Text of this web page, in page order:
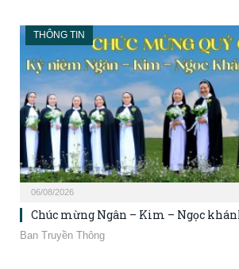
THÔNG TIN
06/08/2026
Chúc mừng Ngân – Kim – Ngọc
Ban Truyền Thông